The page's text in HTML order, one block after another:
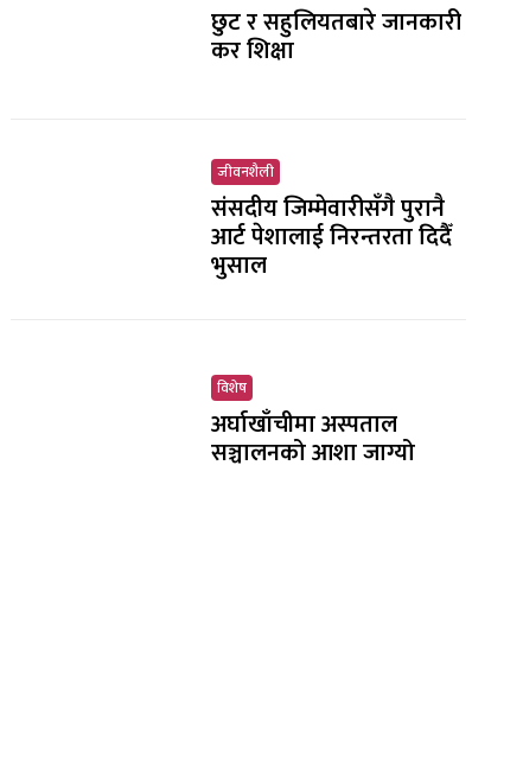
छुट र सहुलियतबारे जानकारी
कर शिक्षा
जीवनशैली
संसदीय जिम्मेवारीसँगै पुरानै
आर्ट पेशालाई निरन्तरता दिदैँ
भुसाल
विशेष
अर्घाखाँचीमा अस्पताल
सञ्चालनको आशा जाग्यो